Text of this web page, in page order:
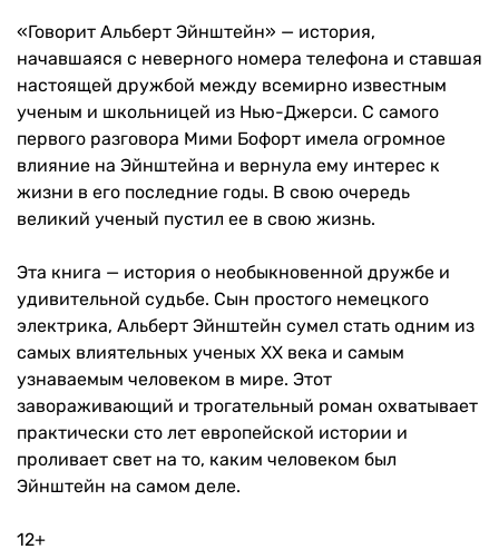
«Говорит Альберт Эйнштейн» — история,
начавшаяся с неверного номера телефона и ставшая
настоящей дружбой между всемирно известным
ученым и школьницей из Нью-Джерси. С самого
первого разговора Мими Бофорт имела огромное
влияние на Эйнштейна и вернула ему интерес к
жизни в его последние годы. В свою очередь
великий ученый пустил ее в свою жизнь.
Эта книга — история о необыкновенной дружбе и
удивительной судьбе. Сын простого немецкого
электрика, Альберт Эйнштейн сумел стать одним из
самых влиятельных ученых XX века и самым
узнаваемым человеком в мире. Этот
завораживающий и трогательный роман охватывает
практически сто лет европейской истории и
проливает свет на то, каким человеком был
Эйнштейн на самом деле.
12+